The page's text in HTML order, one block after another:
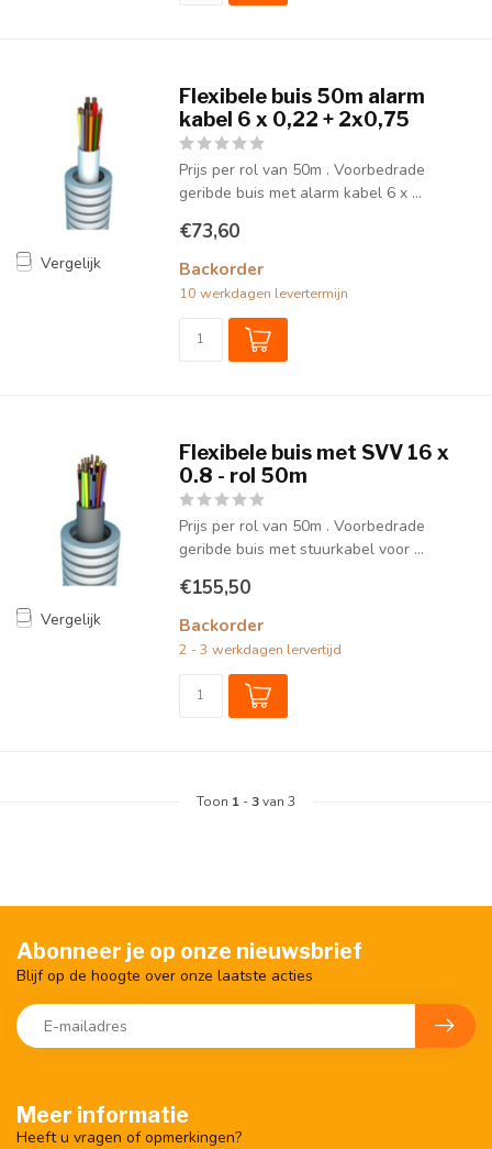
Vergelijk
Flexibele buis 50m alarm
kabel 6 x 0,22 + 2x0,75
Prijs per rol van 50m . Voorbedrade
geribde buis met alarm kabel 6 x ...
€73,60
Backorder
10 werkdagen levertermijn
Vergelijk
Flexibele buis met SVV 16 x
0.8 - rol 50m
Prijs per rol van 50m . Voorbedrade
geribde buis met stuurkabel voor ...
€155,50
Backorder
2 - 3 werkdagen lervertijd
Toon 1 -3van 3
Meer informatie
Heeft u vragen of opmerkingen?
Abonneer je op onze nieuwsbrief
Blijf op de hoogte over onze laatste acties